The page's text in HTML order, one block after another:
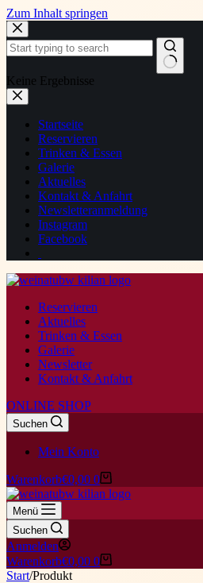
Zum Inhalt springen
Keine Ergebnisse
Startseite
Reservieren
Trinken & Essen
Galerie
Aktuelles
Kontakt & Anfahrt
Newsletteranmeldung
Instagram
Facebook
Reservieren
Aktuelles
Trinken & Essen
Galerie
Newsletter
Kontakt & Anfahrt
ONLINE SHOP
Suchen
Mein Konto
Warenkorb€0,00 0
Menü
Suchen
Anmelden
Warenkorb€0,00 0
Start/Produkt